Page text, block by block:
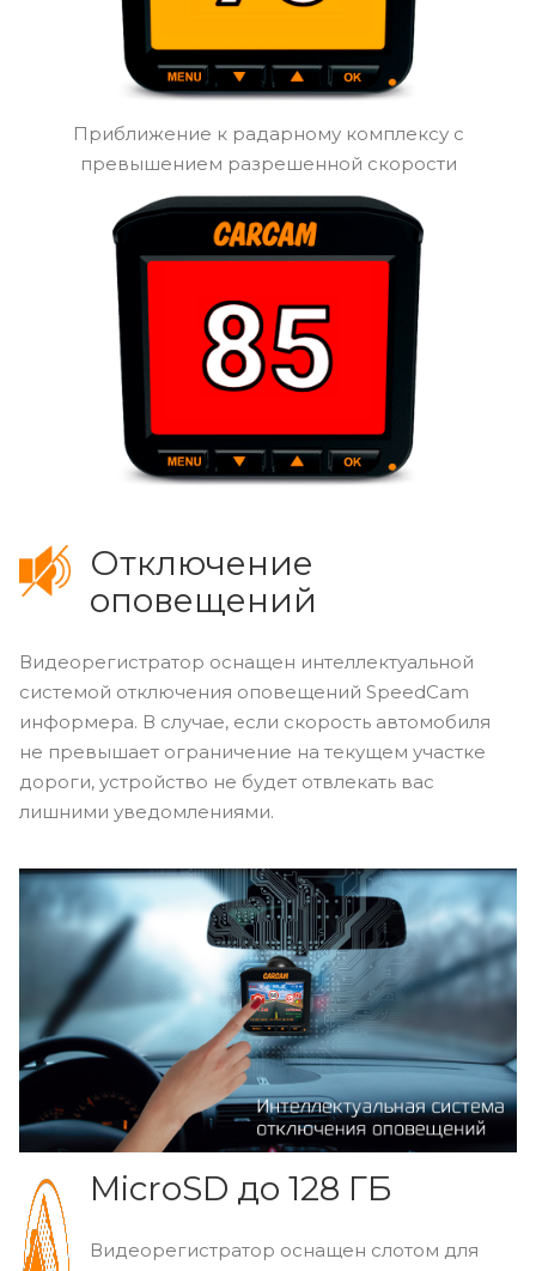
Приближение к радарному комплексу на
Приближение к радарному комплексу с
превышением разрешенной скорости
Отключение
оповещений
Видеорегистратор оснащен интеллектуальной
системой отключения оповещений SpeedCam
информера. В случае, если скорость автомобиля
не превышает ограничение на текущем участке
дороги, устройство не будет отвлекать вас
лишними уведомлениями.